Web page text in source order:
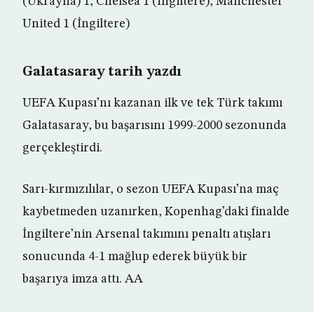
United 1 (İngiltere)
Galatasaray tarih yazdı
UEFA Kupası’nı kazanan ilk ve tek Türk takımı
Galatasaray, bu başarısını 1999-2000 sezonunda
gerçekleştirdi.
Sarı-kırmızılılar, o sezon UEFA Kupası’na maç
kaybetmeden uzanırken, Kopenhag’daki finalde
İngiltere’nin Arsenal takımını penaltı atışları
sonucunda 4-1 mağlup ederek büyük bir
başarıya imza attı. AA